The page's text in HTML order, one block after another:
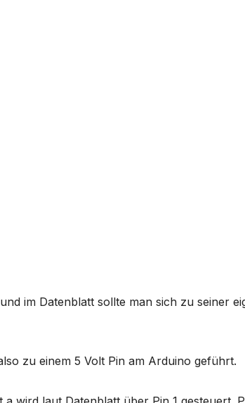
im Datenblatt sollte man sich zu seiner
zu einem 5 Volt Pin am Arduino geführt.